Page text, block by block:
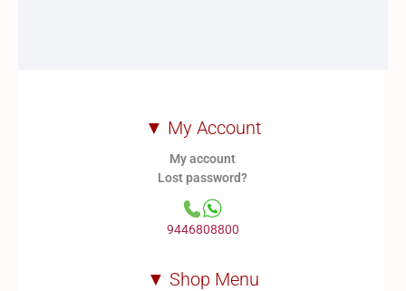
▼ My Account
My account
Lost password?
9446808800
▼ Shop Menu